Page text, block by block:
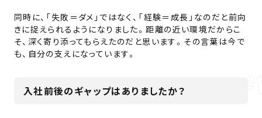
同時に、「失敗＝ダメ」ではなく、「経験＝成長」なのだと前向
きに捉えられるようになりました。距離の近い環境だからこ
そ、深く寄り添ってもらえたのだと思います。その言葉は今で
も、自分の支えになっています。
入社前後のギャップはありましたか？